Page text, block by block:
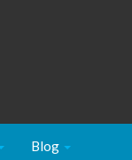
Blog